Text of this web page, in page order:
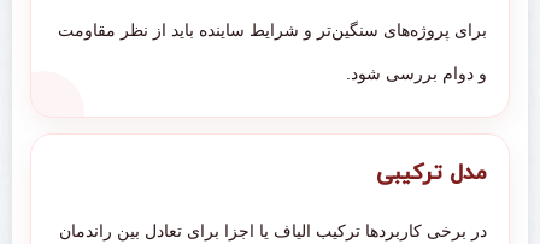
برای پروژه‌های سنگین‌تر و شرایط ساینده باید از نظر مقاومت
و دوام بررسی شود.
مدل ترکیبی
در برخی کاربردها ترکیب الیاف یا اجزا برای تعادل بین راندمان